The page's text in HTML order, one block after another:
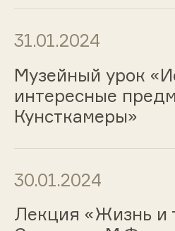
31.01.2024
Музейный урок
интересные
Кунсткамеры»
30.01.2024
Лекция «Жизнь и